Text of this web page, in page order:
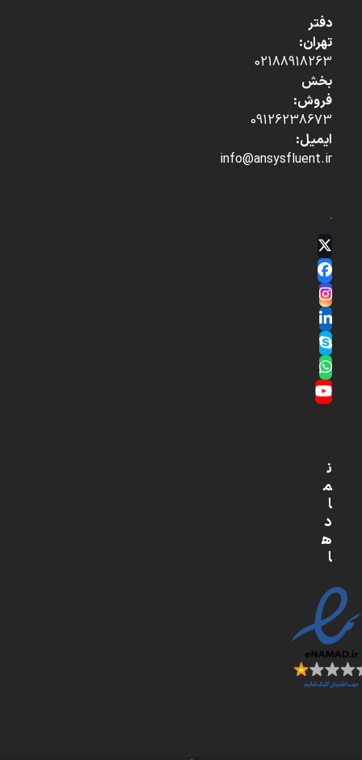
دفتر
تهران:
02188918263
بخش
فروش:
09126238673
ایمیل:
info@ansysfluent.ir
Twitter
(deprecated)
Facebook
Instagram
LinkedIn
Skype
Whatsapp
YouTube
ن
م
ا
د
ه
ا